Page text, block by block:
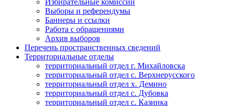
Избирательные комиссии
Выборы и референдумы
Баннеры и ссылки
Работа с обращениями
Архив выборов
Перечень пространственных сведений
Территориальные отделы
территориальный отдел г. Михайловска
территориальный отдел с. Верхнерусского
территориальный отдел х. Демино
территориальный отдел с. Дубовка
территориальный отдел с. Казинка